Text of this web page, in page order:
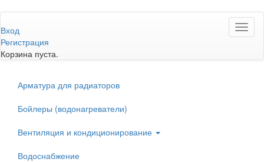
к
основному
содержанию
Вход
Регистрация
Корзина пуста.
Арматура для радиаторов
Бойлеры (водонагреватели)
Вентиляция и кондиционирование
Водоснабжение